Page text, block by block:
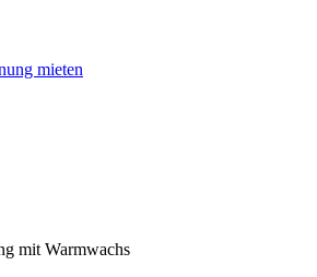
mieten
mit Warmwachs